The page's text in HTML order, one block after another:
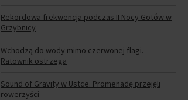
Rekordowa frekwencja podczas II Nocy Gotów w
Grzybnicy
Wchodzą do wody mimo czerwonej flagi.
Ratownik ostrzega
Sound of Gravity w Ustce. Promenadę przejęli
rowerzyści